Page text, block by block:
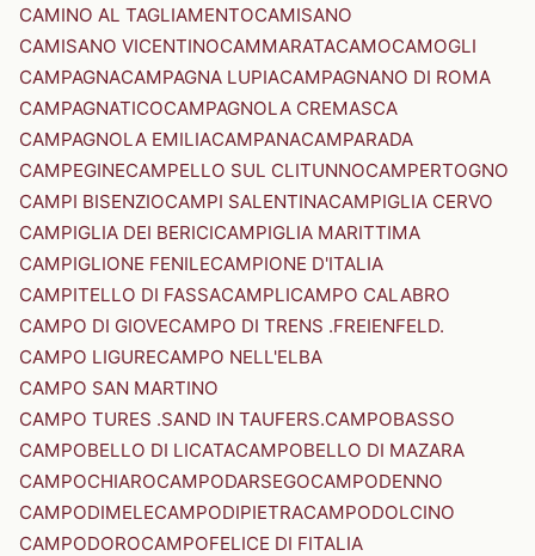
CAMINO AL TAGLIAMENTOCAMISANO
CAMISANO VICENTINOCAMMARATACAMOCAMOGLI
CAMPAGNACAMPAGNA LUPIACAMPAGNANO DI ROMA
CAMPAGNATICOCAMPAGNOLA CREMASCA
CAMPAGNOLA EMILIACAMPANACAMPARADA
CAMPEGINECAMPELLO SUL CLITUNNOCAMPERTOGNO
CAMPI BISENZIOCAMPI SALENTINACAMPIGLIA CERVO
CAMPIGLIA DEI BERICICAMPIGLIA MARITTIMA
CAMPIGLIONE FENILECAMPIONE D'ITALIA
CAMPITELLO DI FASSACAMPLICAMPO CALABRO
CAMPO DI GIOVECAMPO DI TRENS .FREIENFELD.
CAMPO LIGURECAMPO NELL'ELBA
CAMPO SAN MARTINO
CAMPO TURES .SAND IN TAUFERS.CAMPOBASSO
CAMPOBELLO DI LICATACAMPOBELLO DI MAZARA
CAMPOCHIAROCAMPODARSEGOCAMPODENNO
CAMPODIMELECAMPODIPIETRACAMPODOLCINO
CAMPODOROCAMPOFELICE DI FITALIA